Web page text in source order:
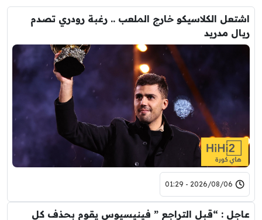
اشتعل الكلاسيكو خارج الملعب .. رغبة رودري تصدم
ريال مدريد
2026/08/06 - 01:29
عاجل : “قبل التراجع ” فينيسيوس يقوم بحذف كل